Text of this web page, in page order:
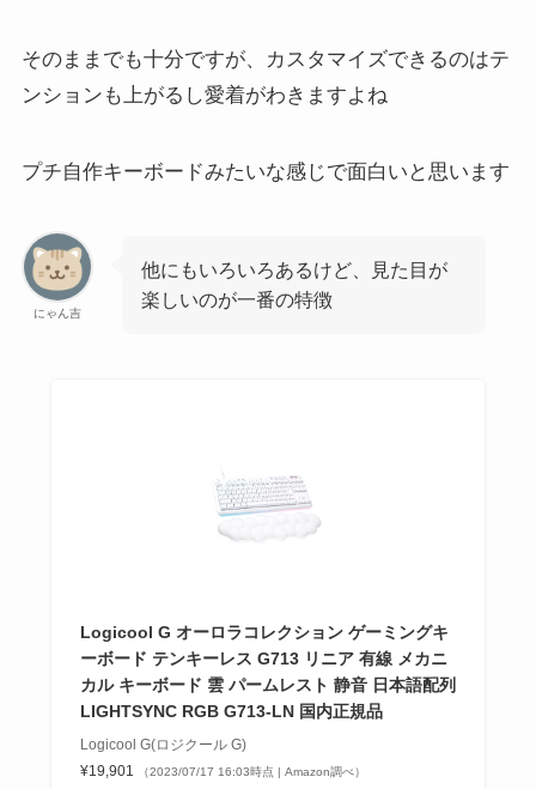
そのままでも十分ですが、カスタマイズできるのはテ
ンションも上がるし愛着がわきますよね
プチ自作キーボードみたいな感じで面白いと思います
にゃん吉
他にもいろいろあるけど、見た目が
楽しいのが一番の特徴
Logicool G オーロラコレクション ゲーミングキ
ーボード テンキーレス G713 リニア 有線 メカニ
カル キーボード 雲 パームレスト 静音 日本語配列
LIGHTSYNC RGB G713-LN 国内正規品
Logicool G(ロジクール G)
¥19,901
（2023/07/17 16:03時点 | Amazon調べ）